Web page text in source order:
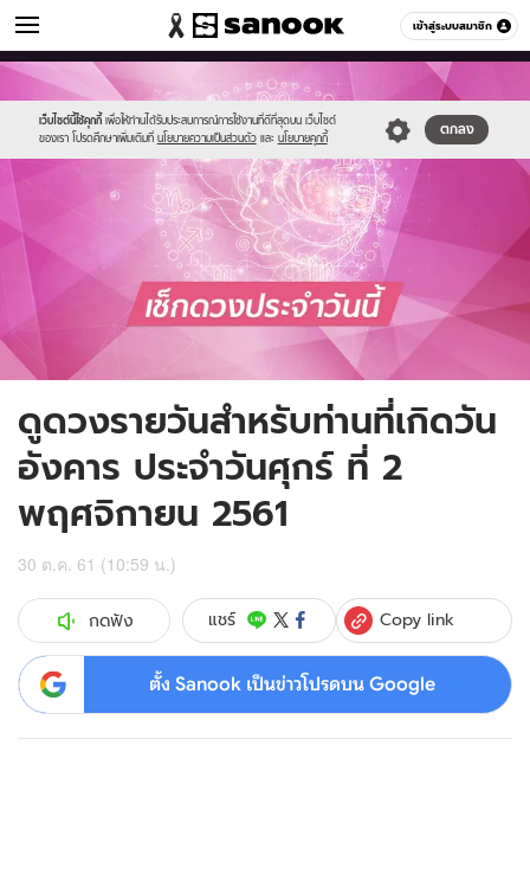
เข้าสู่ระบบสมาชิก
ดูดวง หมวดอื่นๆ
เว็บไซต์นี้ใช้คุกกี้ เพื่อให้ท่านได้รับประสบการณ์การใช้งานที่ดีที่สุดบน เว็บไซต์
ของเรา โปรดศึกษาเพิ่มเติมที่ นโยบายความเป็นส่วนตัว และ นโยบายคุกกี้
ตกลง
Sanook
//s.isanook.com/sr/0/images/logo-
new-
sanook.png
600
60
//s.isanook.com/ho/0/ud/fxd/day/daily_tuesday.png
ดูดวงรายวันสำหรับท่านที่เกิดวัน
อังคาร ประจำวันศุกร์ ที่ 2
พฤศจิกายน 2561
30 ต.ค. 61 (10:59 น.)
กดฟัง แชร์ Copy link
ตั้ง Sanook เป็นข่าวโปรดบน Google